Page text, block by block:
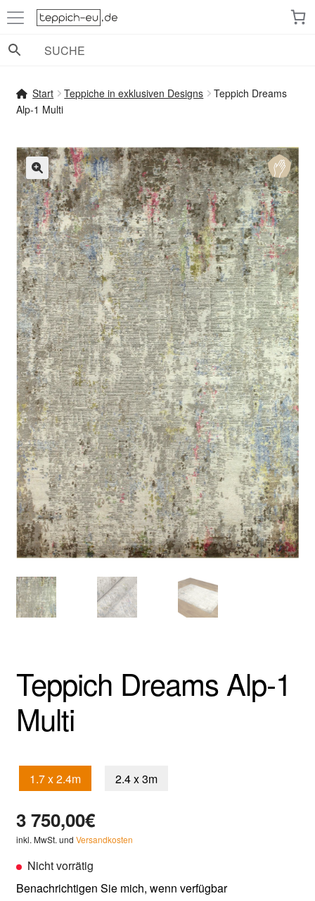
Zur
Navigation
springen
Zum
Inhalt
springen
Start Teppiche in exklusiven Designs
Teppich Dreams
Alp-1 Multi
🔍
Teppich Dreams Alp-1
Multi
1.7 x 2.4m 2.4 x 3m
3 750,00€
inkl. MwSt. und Versandkosten
Nicht vorrätig
Benachrichtigen Sie mich, wenn verfügbar